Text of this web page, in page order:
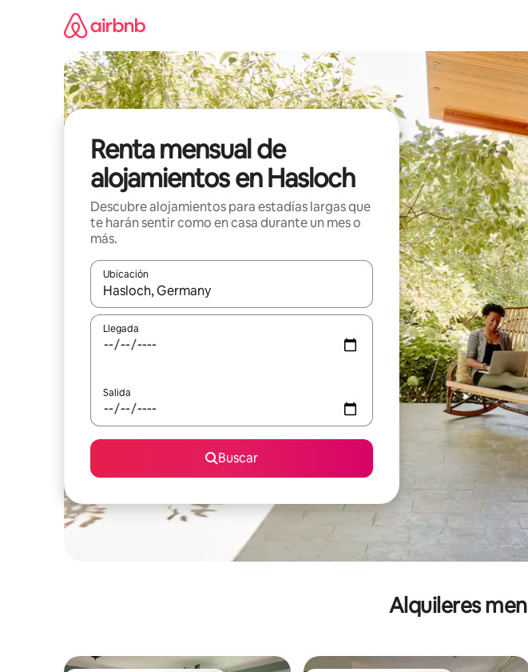
Renta mensual de
alojamientos en Hasloch
Descubre alojamientos para estadías largas que
te harán sentir como en casa durante un mes o
más.
Ubicación
Cuando los resultados estén disponibles, navega con las teclas de flecha hacia
Llegada
Salida
Buscar
Alquileres